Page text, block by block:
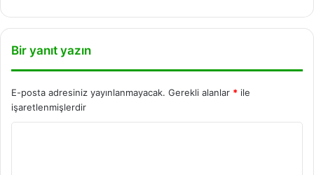
Bir yanıt yazın
E-posta adresiniz yayınlanmayacak. Gerekli alanlar * ile
işaretlenmişlerdir